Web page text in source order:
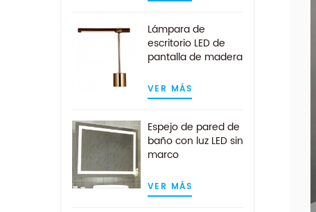
Lámpara de
escritorio LED de
pantalla de madera
moderna en latón
antiguo
VER MÁS
Espejo de pared de
baño con luz LED sin
marco
almohadilla
antivaho
VER MÁS